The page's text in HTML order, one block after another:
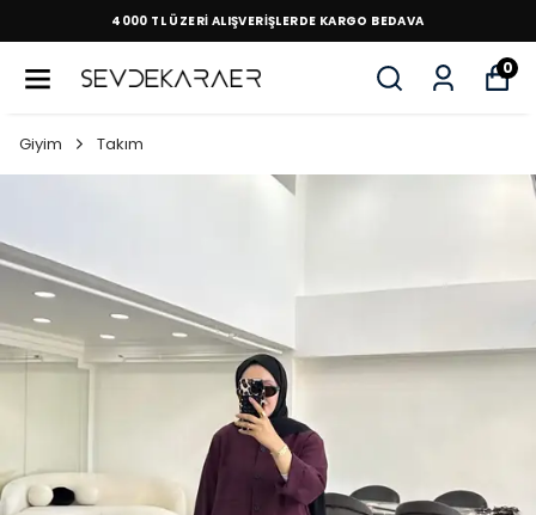
4000 TL ÜZERİ ALIŞVERİŞLERDE KARGO BEDAVA
0
Giyim Takım